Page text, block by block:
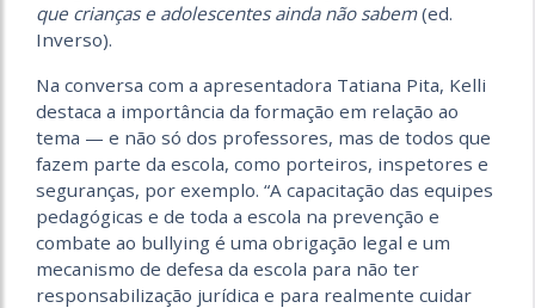
que crianças e adolescentes ainda não sabem(ed.
Inverso).
Na conversa com a apresentadora Tatiana Pita, Kelli
destaca a importância da formação em relação ao
tema — e não só dos professores, mas de todos que
fazem parte da escola, como porteiros, inspetores e
seguranças, por exemplo. “A capacitação das equipes
pedagógicas e de toda a escola na prevenção e
combate ao bullying é uma obrigação legal e um
mecanismo de defesa da escola para não ter
responsabilização jurídica e para realmente cuidar